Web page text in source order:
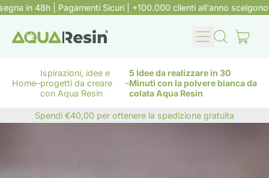
48h | Pagamenti Sicuri | +100.000 clienti all'anno scelgono
Menu
Cerca
sito
Home–
Ispirazioni, idee e
progetti da creare
con Aqua Resin
–
5 Idee da realizzare in 30
Minuti con la polvere bianca da
colata Aqua Resin
Spendi €40,00 per ottenere la spedizione gratuita
Spendi €40,00 per ottenere la spedizione gratuita